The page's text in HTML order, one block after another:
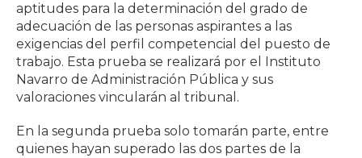
aptitudes para la determinación del grado de
adecuación de las personas aspirantes a las
exigencias del perfil competencial del puesto de
trabajo. Esta prueba se realizará por el Instituto
Navarro de Administración Pública y sus
valoraciones vincularán al tribunal.
En la segunda prueba solo tomarán parte, entre
quienes hayan superado las dos partes de la